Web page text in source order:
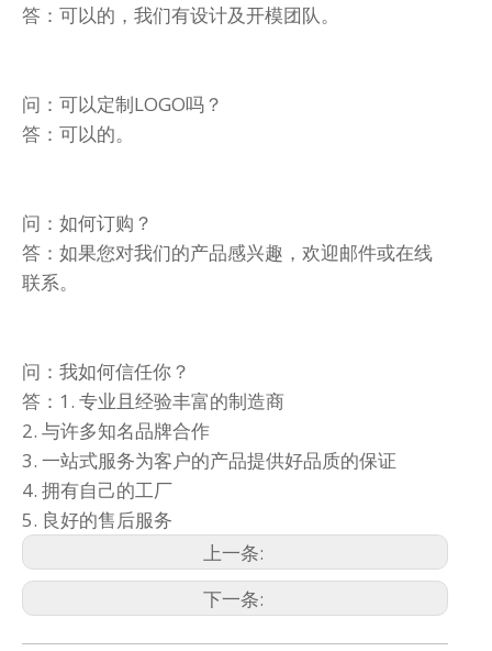
答：可以的，我们有设计及开模团队。
问：可以定制LOGO吗？
答：可以的。
问：如何订购？
答：如果您对我们的产品感兴趣，欢迎邮件或在线
联系。
问：我如何信任你？
答：1. 专业且经验丰富的制造商
2. 与许多知名品牌合作
3. 一站式服务为客户的产品提供好品质的保证
4. 拥有自己的工厂
5. 良好的售后服务
上一条:
下一条: